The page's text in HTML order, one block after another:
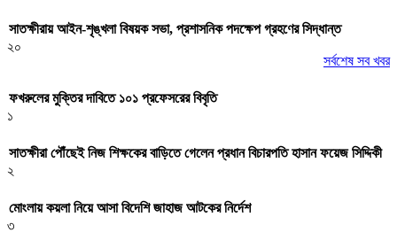
সাতক্ষীরায় আইন-শৃঙ্খলা বিষয়ক সভা, প্রশাসনিক পদক্ষেপ গ্রহণের সিদ্ধান্ত
২০
সর্বশেষ সব খবর
ফখরুলের মুক্তির দাবিতে ১০১ প্রফেসরের বিবৃতি
১
সাতক্ষীরা পৌঁছেই নিজ শিক্ষকের বাড়িতে গেলেন প্রধান বিচারপতি হাসান ফয়েজ সিদ্দিকী
২
মোংলায় কয়লা নিয়ে আসা বিদেশি জাহাজ আটকের নির্দেশ
৩